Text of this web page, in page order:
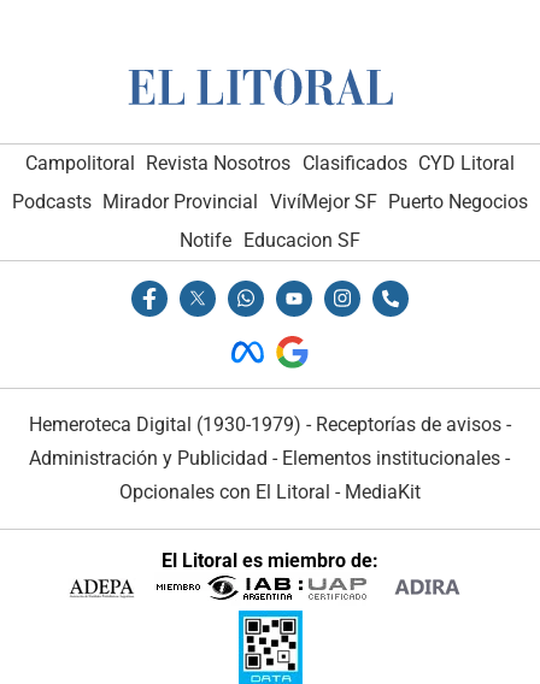
Campolitoral Revista Nosotros Clasificados CYD Litoral
Podcasts Mirador Provincial VivíMejor SF Puerto Negocios
Notife Educacion SF
Hemeroteca Digital (1930-1979) - Receptorías de avisos -
Administración y Publicidad - Elementos institucionales -
Opcionales con El Litoral - MediaKit
El Litoral es miembro de: